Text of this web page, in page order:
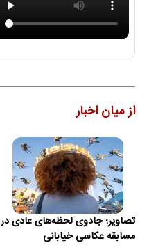
از میان اخبار
تصاویر؛ جادوی لحظه‌های عادی در
مسابقه عکاسی خیابانی